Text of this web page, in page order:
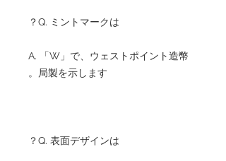
Q. ミントマークは？
A. 「W」で、ウェストポイント造幣
局製を示します。
Q. 表面デザインは？